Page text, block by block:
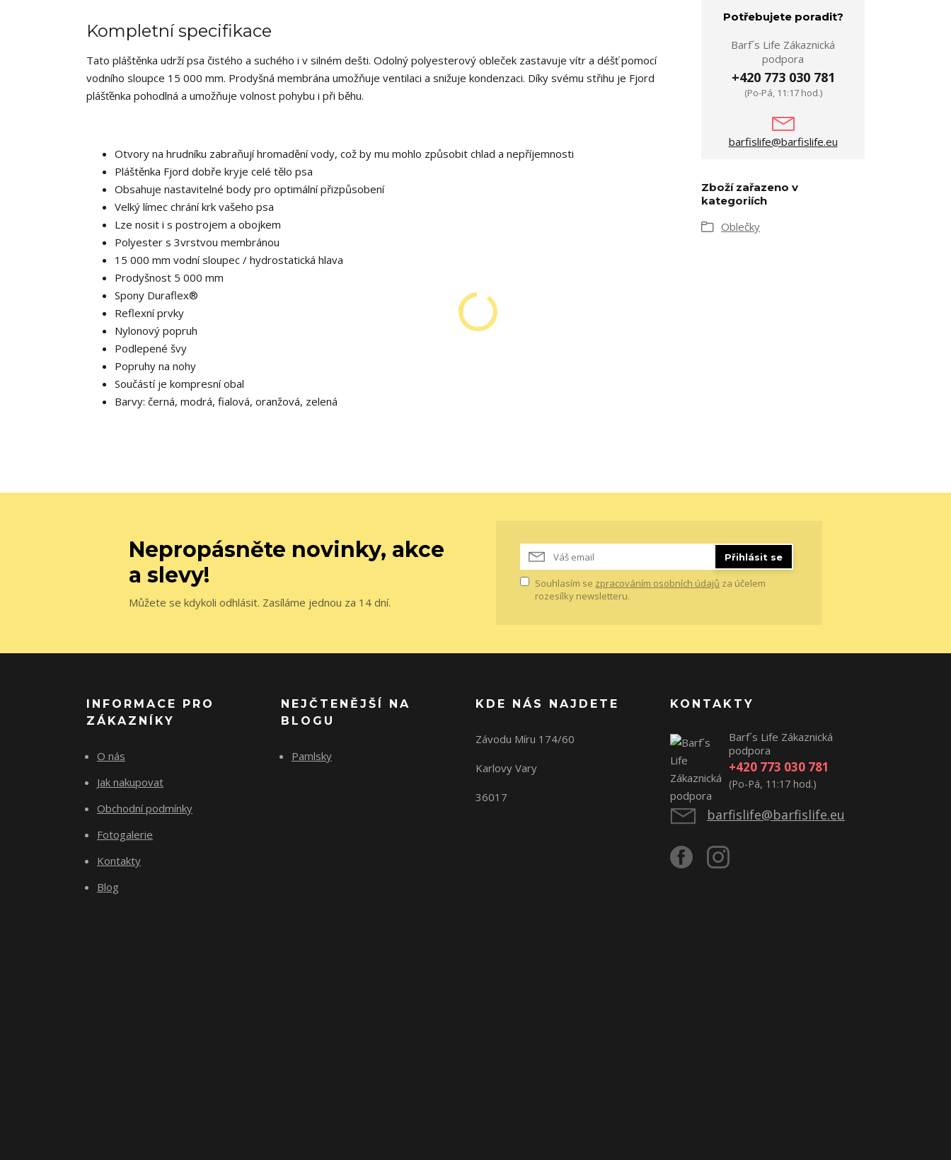
Kompletní specifikace
Tato pláštěnka udrží psa čistého a suchého i v silném dešti. Odolný polyesterový obleček zastavuje vítr a déšť pomocí
vodního sloupce 15 000 mm. Prodyšná membrána umožňuje ventilaci a snižuje kondenzaci. Díky svému střihu je Fjord
plášťěnka pohodlná a umožňuje volnost pohybu i při běhu.
Otvory na hrudníku zabraňují hromadění vody, což by mu mohlo způsobit chlad a nepříjemnosti
Pláštěnka Fjord dobře kryje celé tělo psa
Obsahuje nastavitelné body pro optimální přizpůsobení
Velký límec chrání krk vašeho psa
Lze nosit i s postrojem a obojkem
Polyester s 3vrstvou membránou
15 000 mm vodní sloupec / hydrostatická hlava
Prodyšnost 5 000 mm
Spony Duraflex®
Reflexní prvky
Nylonový popruh
Podlepené švy
Popruhy na nohy
Součástí je kompresní obal
Barvy: černá, modrá, fialová, oranžová, zelená
Potřebujete poradit?
Barf´s Life Zákaznická
podpora
+420 773 030 781
(Po-Pá, 11:17 hod.)
barfislife@barfislife.eu
Zboží zařazeno v
kategoriích
Oblečky
Nepropásněte novinky, akce
a slevy!
Můžete se kdykoli odhlásit. Zasíláme jednou za 14 dní.
Přihlásit se
Souhlasím se zpracováním osobních údajů za účelem
rozesílky newsletteru.
INFORMACE PRO
ZÁKAZNÍKY
O nás
Jak nakupovat
Obchodní podmínky
Fotogalerie
Kontakty
Blog
NEJČTENĚJŠÍ NA
BLOGU
Pamlsky
KDE NÁS NAJDETE
Závodu Míru 174/60
Karlovy Vary
36017
KONTAKTY
Barf´s Life Zákaznická
podpora
+420 773 030 781
(Po-Pá, 11:17 hod.)
barfislife@barfislife.eu